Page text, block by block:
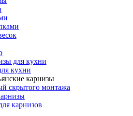
для кухни
кухни
карнизы
скрытого монтажа
карнизов